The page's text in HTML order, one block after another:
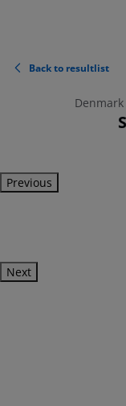
Back to resultlist
Previous
Next